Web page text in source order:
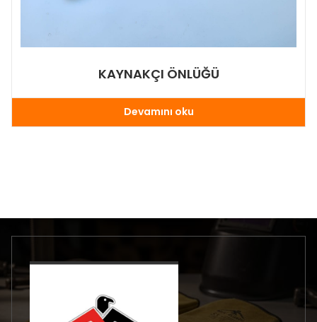
KAYNAKÇI ÖNLÜĞÜ
Devamını oku